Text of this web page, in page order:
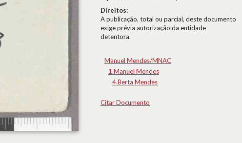
Direitos:
A publicação, total ou parcial, deste documento
exige prévia autorização da entidade
detentora.
Manuel Mendes/MNAC
1.Manuel Mendes
4.Berta Mendes
Citar Documento